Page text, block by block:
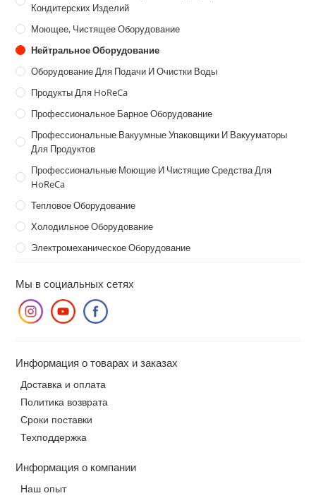
Кондитерских Изделий
Моющее, Чистящее Оборудование
Нейтральное Оборудование
Оборудование Для Подачи И Очистки Воды
Продукты Для HoReCa
Профессиональное Барное Оборудование
Профессиональные Вакуумные Упаковщики И Вакууматоры
Для Продуктов
Профессиональные Моющие И Чистящие Средства Для
HoReCa
Тепловое Оборудование
Холодильное Оборудование
Электромеханическое Оборудование
Мы в социальных сетях
Информация о товарах и заказах
Доставка и оплата
Политика возврата
Сроки поставки
Техподдержка
Информация о компании
Наш опыт